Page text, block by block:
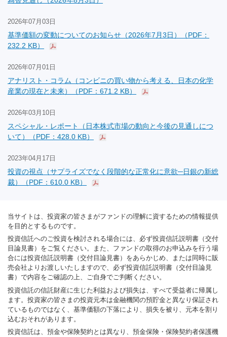
2026年07月03日
基準価額の変動についてのお知らせ（2026年7月3日）（PDF：
232.2 KB）
2026年07月01日
アナリスト・コラム（コンビニの買い物から考える、日本の化学
産業の現在と未来）（PDF：671.2 KB）
2026年03月10日
スペシャル・レポート（日本株式市場の動向と今後の見通しにつ
いて）（PDF：428.0 KB）
2023年04月17日
投資の視点（サプライズでなく段階的な正常化に意欲─日銀の新総
裁）（PDF：610.0 KB）
当サイトは、投資家の皆さまがファンドの理解に資するための情報提供
を目的とするものです。
投資信託へのご投資を検討される場合には、必ず投資信託説明書（交付
目論見書）をご覧ください。また、ファンドの取得のお申込みを行う場
合には投資信託説明書（交付目論見書）をあらかじめ、または同時に販
売会社よりお渡しいたしますので、必ず投資信託説明書（交付目論見
書）で内容をご確認の上、ご自身でご判断ください。
投資信託の信託財産に生じた利益および損失は、すべて受益者に帰属し
ます。投資家の皆さまの投資元本は金融機関の預貯金と異なり保証され
ているものではなく、基準価額の下落により、損失を被り、元本を割り
込むおそれがあります。
投資信託は、預金や保険契約とは異なり、預金保険・保険契約者保護機